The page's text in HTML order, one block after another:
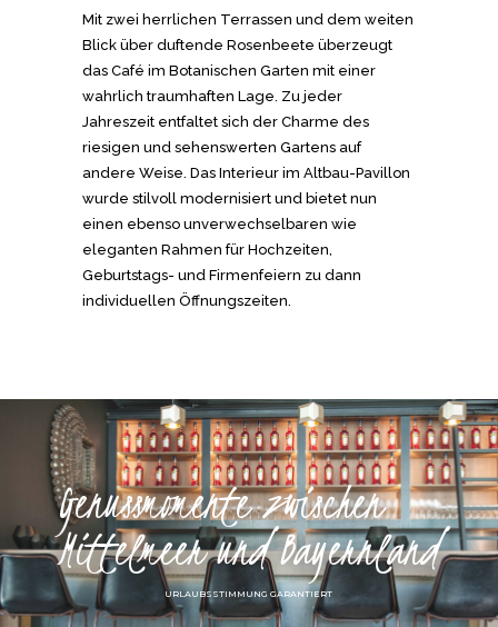
Mit zwei herrlichen Terrassen und dem weiten
Blick über duftende Rosenbeete überzeugt
das Café im Botanischen Garten mit einer
wahrlich traumhaften Lage. Zu jeder
Jahreszeit entfaltet sich der Charme des
riesigen und sehenswerten Gartens auf
andere Weise. Das Interieur im Altbau-Pavillon
wurde stilvoll modernisiert und bietet nun
einen ebenso unverwechselbaren wie
eleganten Rahmen für Hochzeiten,
Geburtstags- und Firmenfeiern zu dann
individuellen Öffnungszeiten.
Genussmomente zwischen
Mittelmeer und Bayernland
URLAUBSSTIMMUNG GARANTIERT